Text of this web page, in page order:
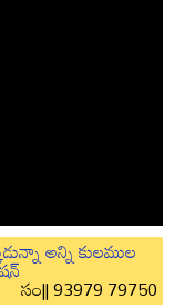
అన్ని కులముల
సం|| 93979 79750